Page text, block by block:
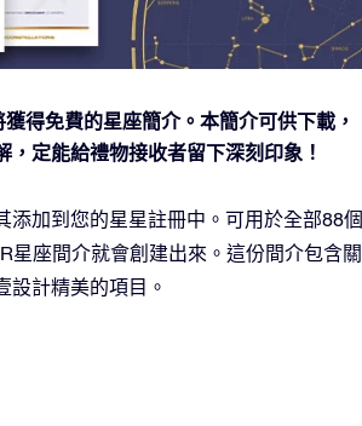
得免費的星座簡介。本簡介可供下載，
定能給禮物接收者留下深刻印象！
加到您的星星註冊中。可用於全部88個
星座間介就會創建出來。這份間介包含關
設計精美的項目。